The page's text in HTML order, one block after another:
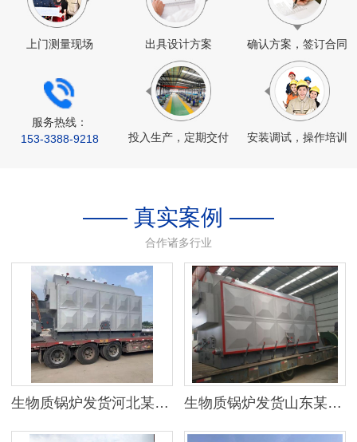
上门测量现场 出具设计方案 确认方案，签订合同
安装调试，操作培训
投入生产，定期交付
服务热线：
153-3388-9218
—— 真实案例 ——
合作诸多行业
生物质锅炉发货河北某地区 生物质锅炉发货山东某公司